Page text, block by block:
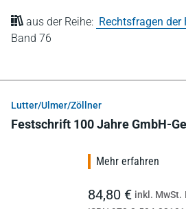
aus der Reihe: Rechtsfragen
Band 76
Lutter/Ulmer/Zöllner
Festschrift 100 Jahre GmbH-
Mehr erfahren
84,80 € inkl. MwSt.